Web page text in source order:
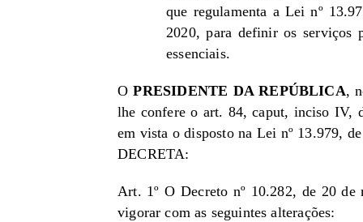
que regulamenta a Lei nº
2020, para definir os serviços
essenciais.
OPRESIDENTE DA REPÚBLICA,
lhe confere o art. 84, caput, inciso IV,
em vista o disposto na Lei nº 13.979,
DECRETA:
Art. 1º O Decreto nº 10.282, de 20 de
vigorar com as seguintes alterações: